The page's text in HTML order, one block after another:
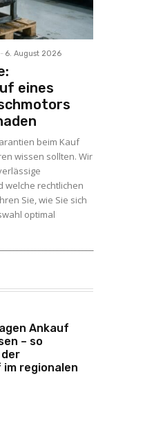
- 6. August 2026
eines
beim Kauf
wissen sollten. Wir
welche rechtlichen
Sie, wie Sie sich
optimal
Ankauf
– so
regionalen